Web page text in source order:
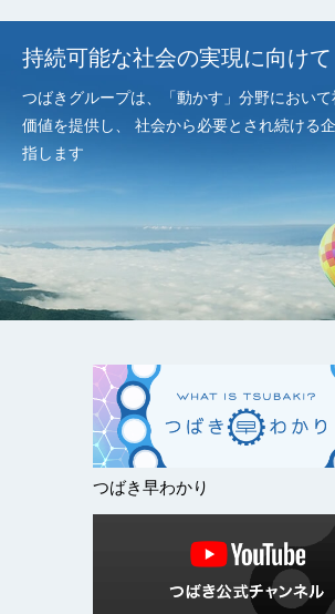
持続可能な社会の実現に向けて
つばきグループは、「動かす」分野におい
価値を提供し、
社会から必要とされ続ける
指します
つばき早わかり